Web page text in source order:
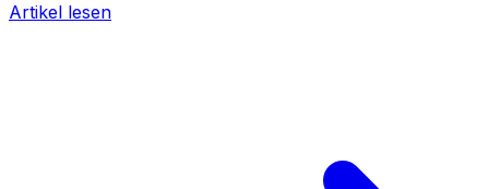
Artikel lesen